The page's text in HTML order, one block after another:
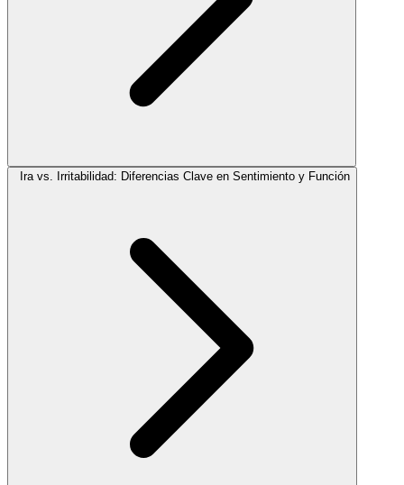
Ira vs. Irritabilidad: Diferencias Clave en Sentimiento y Función